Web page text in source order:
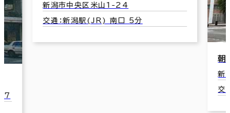
24
5分
新潟市中央区礎町通２ノ町2077